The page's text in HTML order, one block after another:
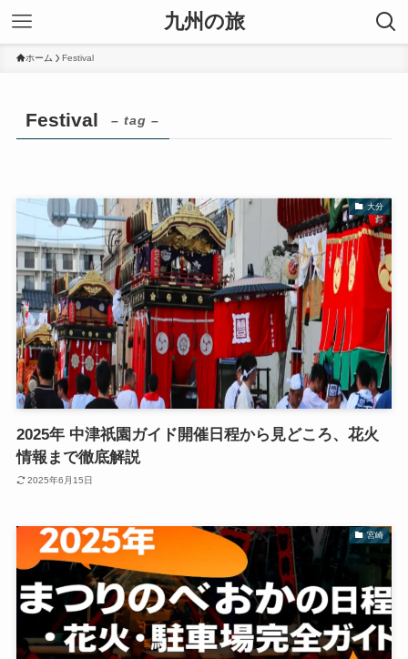
九州の旅
ホーム Festival
Festival – tag –
大分
2025年 中津祇園ガイド開催日程から見どころ、花火
情報まで徹底解説
2025年6月15日
宮崎